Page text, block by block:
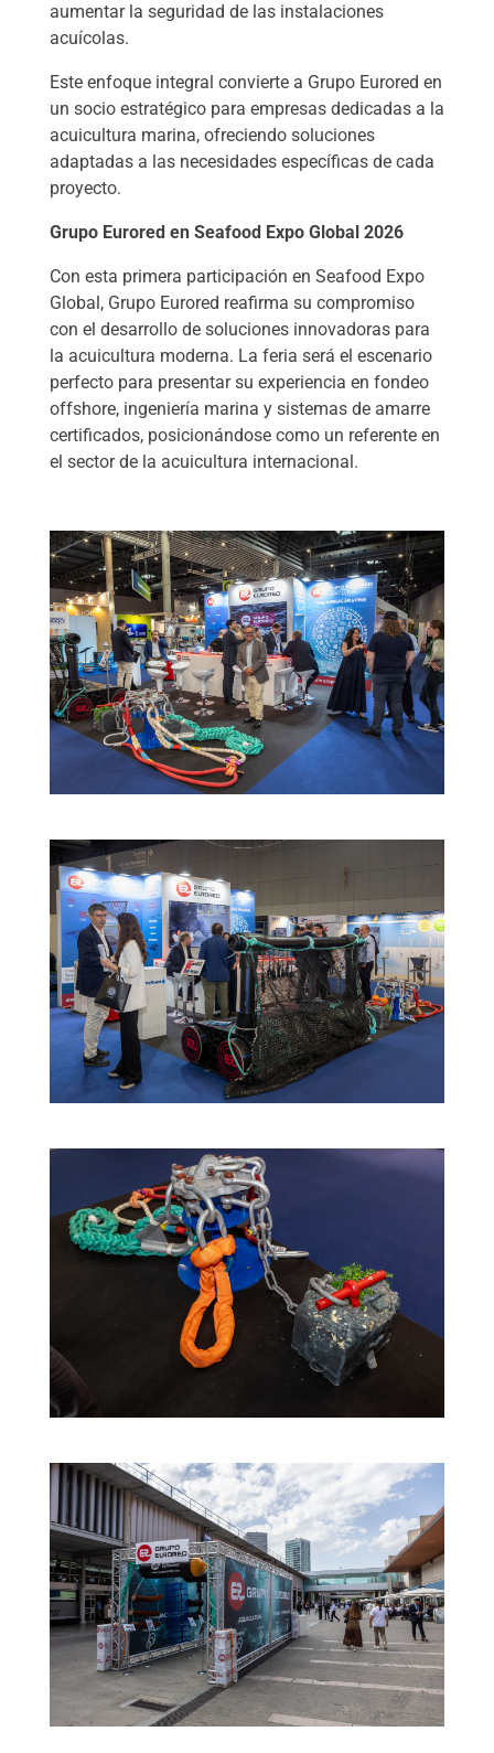
aumentar la seguridad de las instalaciones
acuícolas.
Este enfoque integral convierte a Grupo Eurored en
un socio estratégico para empresas dedicadas a la
acuicultura marina, ofreciendo soluciones
adaptadas a las necesidades específicas de cada
proyecto.
Grupo Eurored en Seafood Expo Global 2026
Con esta primera participación en Seafood Expo
Global, Grupo Eurored reafirma su compromiso
con el desarrollo de soluciones innovadoras para
la acuicultura moderna. La feria será el escenario
perfecto para presentar su experiencia en fondeo
offshore, ingeniería marina y sistemas de amarre
certificados, posicionándose como un referente en
el sector de la acuicultura internacional.